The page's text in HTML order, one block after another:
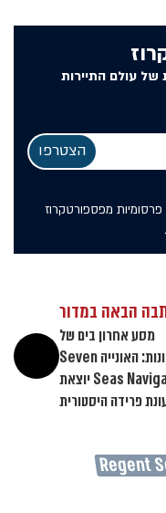
של עולם התיירות
פרסומיות מפספורטקרוז
.
הבאה במדור
מסע אחרון בים של
זיכרונות: האונייה Seven
Seas Navigator יוצאת
פרידה היסטורית
Regent